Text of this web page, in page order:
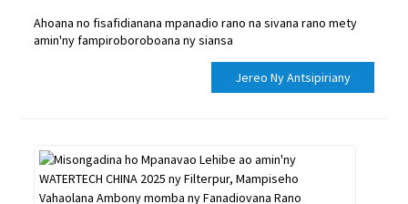
Ahoana no fisafidianana mpanadio rano na sivana rano mety
amin'ny fampiroboroboana ny siansa
Jereo Ny Antsipiriany